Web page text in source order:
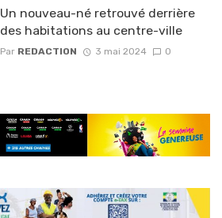
Un nouveau-né retrouvé derrière
des habitations au centre-ville
Par REDACTION 3 mai 2024 0